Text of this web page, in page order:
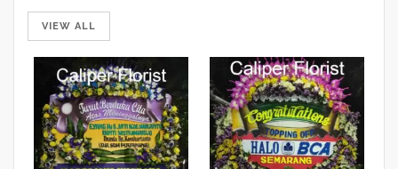
VIEW ALL